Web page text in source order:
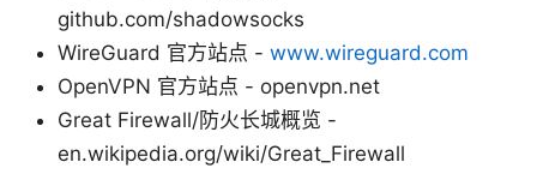
github.com/shadowsocks
WireGuard 官方站点 - www.wireguard.com
OpenVPN 官方站点 - openvpn.net
Great Firewall/防火长城概览 -
en.wikipedia.org/wiki/Great_Firewall